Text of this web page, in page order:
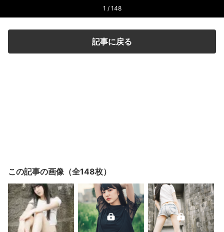
1 / 148
記事に戻る
この記事の画像（全148枚）